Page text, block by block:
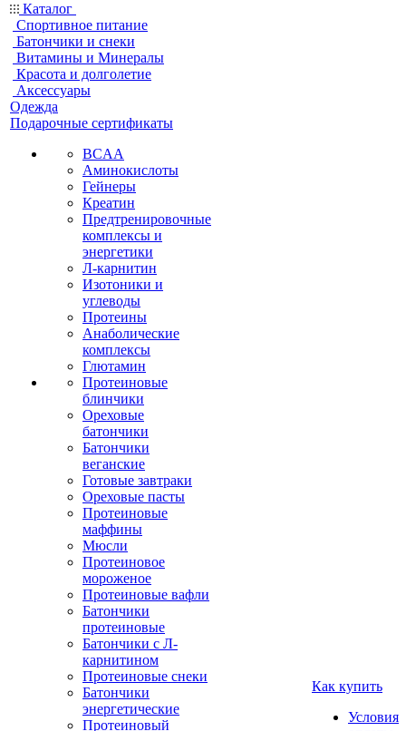
Каталог
Спортивное питание
Батончики и снеки
Витамины и Минералы
Красота и долголетие
Аксессуары
Одежда
Подарочные сертификаты
BCAA
Аминокислоты
Гейнеры
Креатин
Предтренировочные
комплексы и
энергетики
Л-карнитин
Изотоники и
углеводы
Протеины
Анаболические
комплексы
Глютамин
Протеиновые
блинчики
Ореховые
батончики
Батончики
веганские
Готовые завтраки
Ореховые пасты
Протеиновые
маффины
Мюсли
Протеиновое
мороженое
Протеиновые вафли
Батончики
протеиновые
Батончики с Л-
карнитином
Протеиновые снеки
Батончики
энергетические
Протеиновый
Как купить
Условия